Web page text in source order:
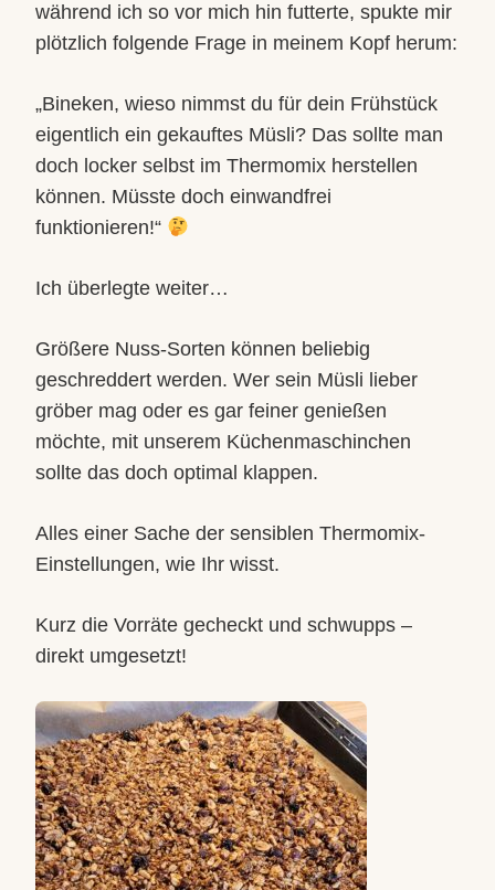
während ich so vor mich hin futterte, spukte mir
plötzlich folgende Frage in meinem Kopf herum:
„Bineken, wieso nimmst du für dein Frühstück
eigentlich ein gekauftes Müsli? Das sollte man
doch locker selbst im Thermomix herstellen
können. Müsste doch einwandfrei
funktionieren!“
Ich überlegte weiter…
Größere Nuss-Sorten können beliebig
geschreddert werden. Wer sein Müsli lieber
gröber mag oder es gar feiner genießen
möchte, mit unserem Küchenmaschinchen
sollte das doch optimal klappen.
Alles einer Sache der sensiblen Thermomix-
Einstellungen, wie Ihr wisst.
Kurz die Vorräte gecheckt und schwupps –
direkt umgesetzt!